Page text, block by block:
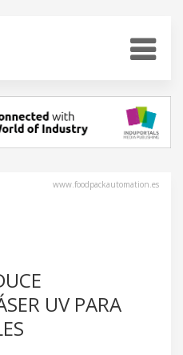
www.foodpackautomation.es
UV PARA